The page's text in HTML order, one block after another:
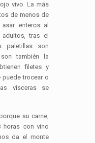
vivo. La más
de menos de
enteros al
tras el
paletillas son
también la
filetes y
puede trocear o
vísceras se
su carne,
horas con vino
da el monte